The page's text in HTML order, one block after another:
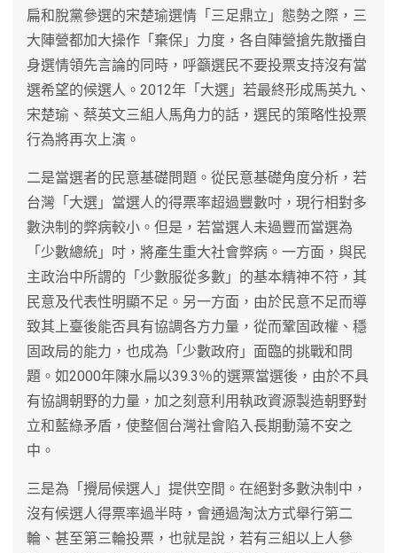
扁和脫黨參選的宋楚瑜選情「三足鼎立」態勢之際，三
大陣營都加大操作「棄保」力度，各自陣營搶先散播自
身選情領先言論的同時，呼籲選民不要投票支持沒有當
選希望的候選人。2012年「大選」若最終形成馬英九、
宋楚瑜、蔡英文三組人馬角力的話，選民的策略性投票
行為將再次上演。
二是當選者的民意基礎問題。從民意基礎角度分析，若
台灣「大選」當選人的得票率超過豐數吋，現行相對多
數決制的弊病較小。但是，若當選人未過豐而當選為
「少數總統」吋，將產生重大社會弊病。一方面，與民
主政治中所謂的「少數服從多數」的基本精神不符，其
民意及代表性明顯不足。另一方面，由於民意不足而導
致其上臺後能否具有協調各方力量，從而鞏固政權、穩
固政局的能力，也成為「少數政府」面臨的挑戰和問
題。如2000年陳水扁以39.3％的選票當選後，由於不具
有協調朝野的力量，加之刻意利用執政資源製造朝野對
立和藍綠矛盾，使整個台灣社會陷入長期動蕩不安之
中。
三是為「攪局候選人」提供空間。在絕對多數決制中，
沒有候選人得票率過半時，會通過淘汰方式舉行第二
輪、甚至第三輪投票，也就是說，若有三組以上人參